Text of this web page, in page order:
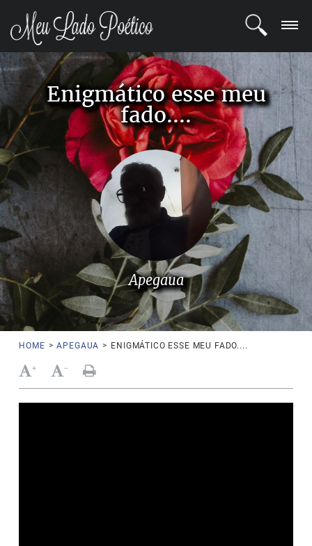
LOGIN
REGISTRO
POETAS
BLOG
COMUNIDADE
Enigmático esse meu
fado....
Apegaua
HOME > APEGAUA > ENIGMÁTICO ESSE MEU FADO....
+ -